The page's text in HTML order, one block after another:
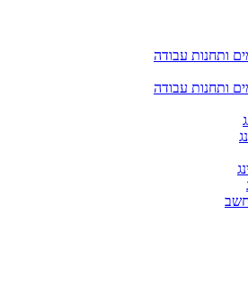
ותחנות עבודה
ותחנות עבודה